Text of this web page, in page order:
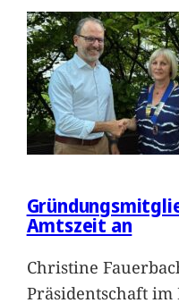
Amtszeit an
Christine
Präsidentschaft im